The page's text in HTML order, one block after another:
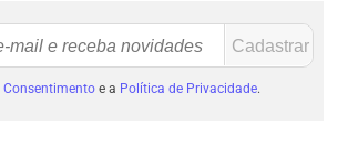
Consentimentoe a Política de Privacidade.